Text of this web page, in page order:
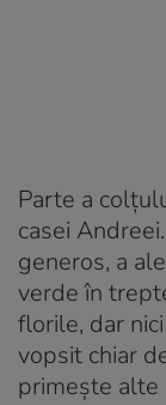
Parte a
casei
generos, a
verde în
florile, dar
vopsit chiar
primeşte alte